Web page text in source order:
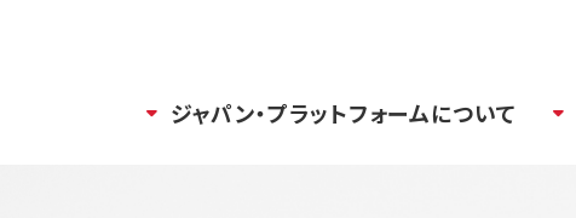
ジャパン・プラットフォームについて